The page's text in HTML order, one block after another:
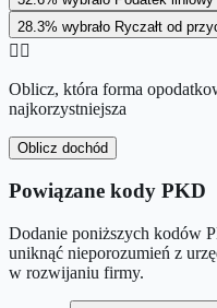
28.3% wybrało Ryczałt od
👉🏻
Oblicz, która forma
najkorzystniejsza
Oblicz dochód
Powiązane kody PKD
Dodanie poniższych kodów
uniknąć nieporozumień z
w rozwijaniu firmy.